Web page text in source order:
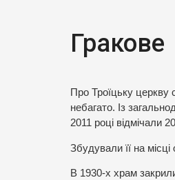
Гракове
Про Троїцьку церкву
небагато. Із
2011 році відмічали
Збудували її на місці
В 1930-х храм